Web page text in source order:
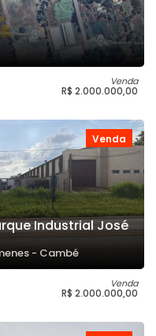
Venda
R$ 2.000.000,00
Venda
Industrial José
- Cambé
Venda
R$ 2.000.000,00